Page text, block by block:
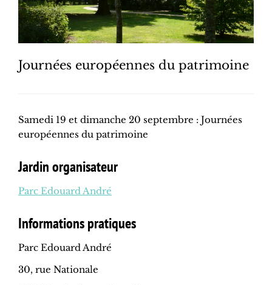
Journées européennes du patrimoine
Samedi 19 et dimanche 20 septembre : Journées
européennes du patrimoine
Jardin organisateur
Parc Edouard André
Informations pratiques
Parc Edouard André
30, rue Nationale